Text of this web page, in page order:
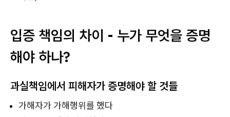
입증 책임의 차이 - 누가 무엇을 증명
해야 하나?
과실책임에서 피해자가 증명해야 할 것들
가해자가 가해행위를 했다